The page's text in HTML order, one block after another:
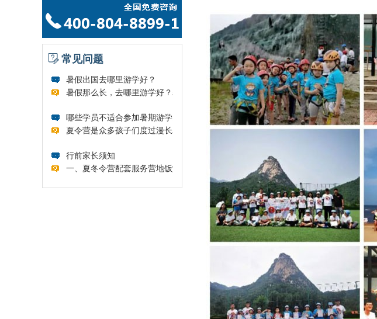
常见问题
暑假出国去哪里游学好？
暑假那么长，去哪里游学好？暑假是...
哪些学员不适合参加暑期游学...
夏令营是众多孩子们度过漫长暑假的...
行前家长须知
一、夏冬令营配套服务营地饭堂为学...